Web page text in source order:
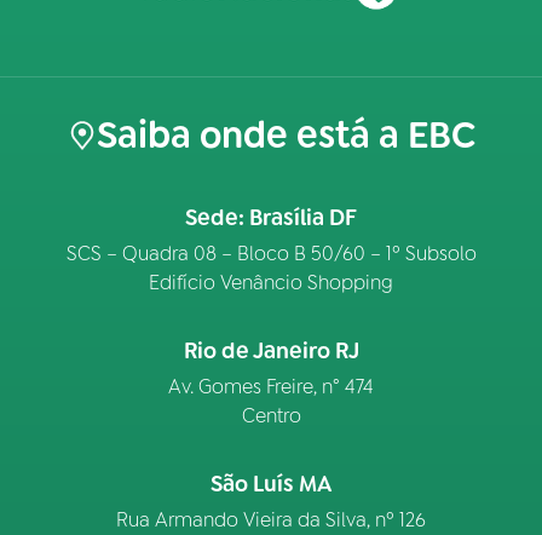
Saiba onde está a EBC
Sede: Brasília DF
SCS – Quadra 08 – Bloco B 50/60 – 1º Subsolo
Edifício Venâncio Shopping
Rio de Janeiro RJ
Av. Gomes Freire, n° 474
Centro
São Luís MA
Rua Armando Vieira da Silva, nº 126